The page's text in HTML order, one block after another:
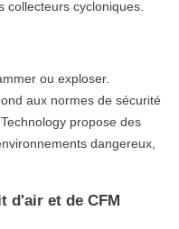
collecteurs cycloniques.
ou exploser.
aux normes de sécurité
propose des
dangereux,
d'air et de CFM